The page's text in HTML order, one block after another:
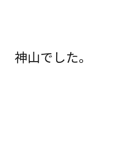
神山でした。